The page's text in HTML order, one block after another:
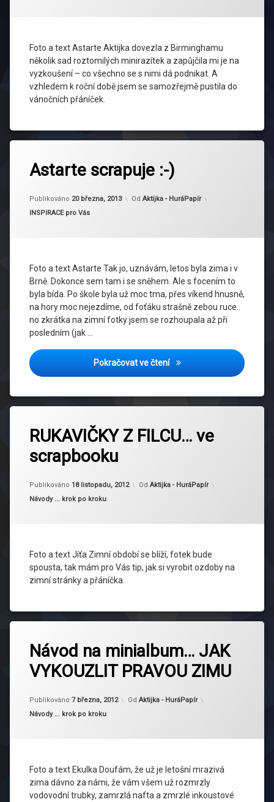
Foto a text Astarte Aktijka dovezla z Birminghamu
několik sad roztomilých minirazítek a zapůjčila mi je na
vyzkoušení – co všechno se s nimi dá podnikat. A
vzhledem k roční době jsem se samozřejmě pustila do
vánočních přáníček.
Astarte scrapuje :-)
Publikováno 20 března, 2013
Aktualizováno 18 prosince, 2015
Od Aktijka - HuráPapír
Kategorie:
INSPIRACE pro Vás
Foto a text Astarte Tak jo, uznávám, letos byla zima i v
Brně. Dokonce sem tam i se sněhem. Ale s focením to
byla bída. Po škole byla už moc tma, přes víkend hnusně,
na hory moc nejezdíme, od foťáku strašně zebou ruce..
no zkrátka na zimní fotky jsem se rozhoupala až při
posledním (jak …
Pokračovat ve čteníAstarte scrapuje
Astarte
RUKAVIČKY Z FILCU… ve
scrapbooku
Publikováno 18 listopadu, 2012
Aktualizováno 19 listopadu, 2012
Od Aktijka - HuráPapír
Kategorie:
Návody ... krok po kroku
Foto a text Jíťa Zimní období se blíží, fotek bude
spousta, tak mám pro Vás tip, jak si vyrobit ozdoby na
zimní stránky a přáníčka.
Jíťa
přání
Vánoce
Návod na minialbum… JAK
VYKOUZLIT PRAVOU ZIMU
Publikováno 7 března, 2012 Od Aktijka - HuráPapír
Kategorie:
Návody ... krok po kroku
Foto a text Ekulka Doufám, že už je letošní mrazivá
zima dávno za námi, že vám všem už rozmrzly
vodovodní trubky, zamrzlá nafta a zmrzlé inkoustové
Ekulka
minialbum